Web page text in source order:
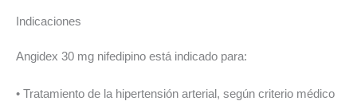
Indicaciones
Angidex 30 mg nifedipino está indicado para:
• Tratamiento de la hipertensión arterial, según criterio médico